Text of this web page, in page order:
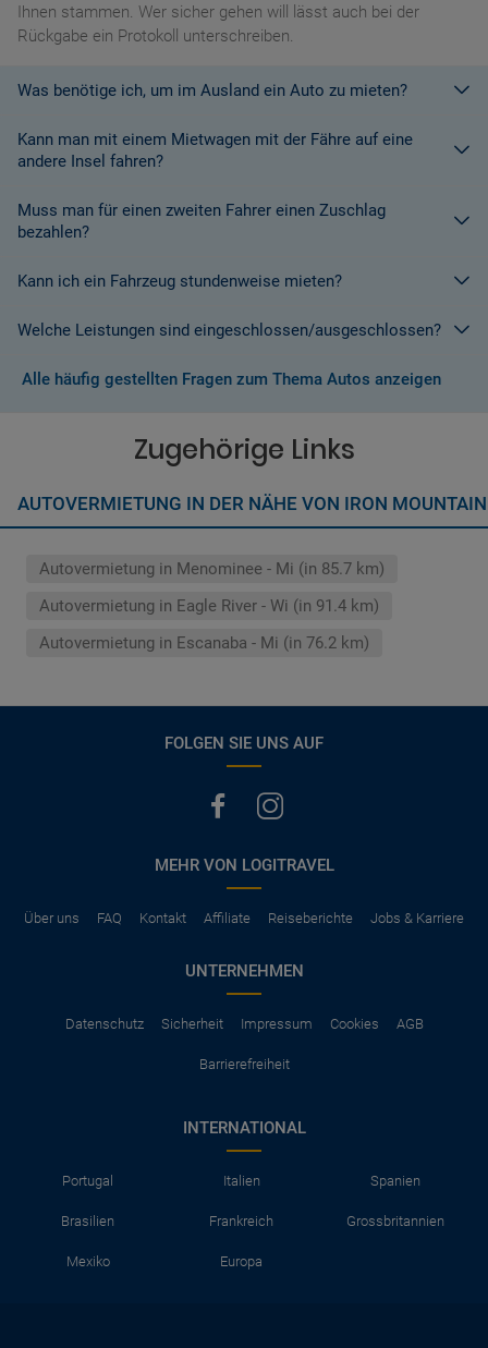
Ihnen stammen. Wer sicher gehen will lässt auch bei der
Rückgabe ein Protokoll unterschreiben.
Was benötige ich, um im Ausland ein Auto zu mieten?
Mit einem europäischen Führerschein ist es kein Problem ein
Fahrzeug zu mieten. In Europa und bei den meisten
Kann man mit einem Mietwagen mit der Fähre auf eine
andere Insel fahren?
Die meisten Fahrzeugvermieter erlauben aus Gründen des
Versicherungsschutzes an Bord eines Schiffes nicht, dass ihre
Informationen finden Sie in den Bedingungen des Vermieters.
Muss man für einen zweiten Fahrer einen Zuschlag
bezahlen?
Ja. Für jeden zusätzlichen Fahrer muss am Zielort ein Zuschlag
Sonderangebot informiert, bei dem ein zusätzlicher Fahrer
Kann ich ein Fahrzeug stundenweise mieten?
Derzeit ist der Mindestzeitraum für eine Autoanmietung 24
Welche Leistungen sind eingeschlossen/ausgeschlossen?
Normalerweise werden Ihnen in den AGB's die Leistungen beim
(Normalerweise mit SB)
ausgeschlossen
Vollkasko Versicherung
Parkhäuser, Maut, Steuern, Strafzettel
Zusätzliche Fahrer
Alle häufig gestellten Fragen zum Thema Autos anzeigen
Zugehörige Links
AUTOVERMIETUNG IN DER NÄHE VON IRON
Autovermietung in Menominee - Mi (in 85.7 km)
Autovermietung in Eagle River - Wi (in 91.4 km)
Autovermietung in Escanaba - Mi (in 76.2 km)
FOLGEN SIE UNS AUF
MEHR VON LOGITRAVEL
Über uns FAQ Kontakt Affiliate Reiseberichte Jobs & Karriere
UNTERNEHMEN
Datenschutz Sicherheit Impressum Cookies AGB
Barrierefreiheit
INTERNATIONAL
Portugal Italien Spanien
Brasilien Frankreich Grossbritannien
Mexiko Europa